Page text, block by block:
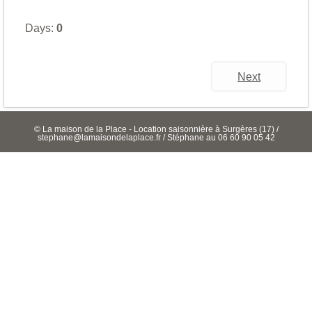
Days: 0
Next
© La maison de la Place - Location saisonnière à Surgères (17) /
stephane@lamaisondelaplace.fr / Stéphane au 06 60 90 05 42